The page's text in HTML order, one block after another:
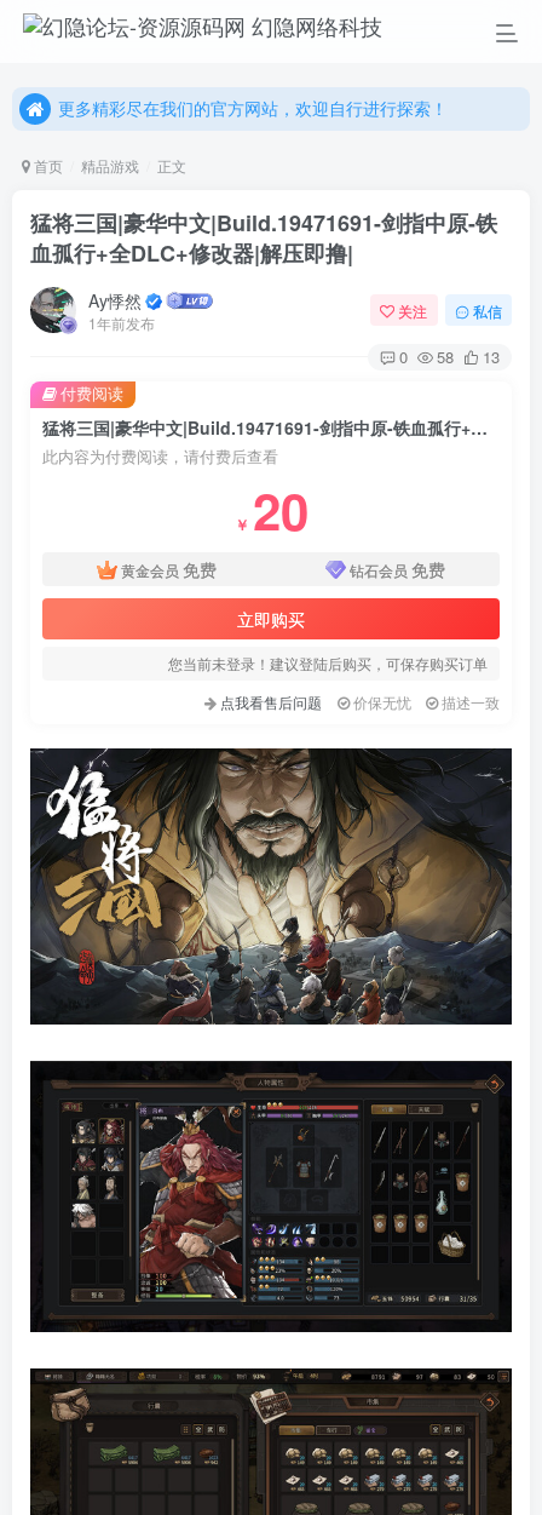
更多精彩尽在我们的官方网站，欢迎自行进行探索！
更多精彩尽在我们的官方网站，欢迎自行进行探索！
首页 精品游戏 正文
猛将三国|豪华中文|Build.19471691-剑指中原-铁
血孤行+全DLC+修改器|解压即撸|
Ay悸然
1年前发布
关注 私信
0 58 13
猛将三国|豪华中文|Build.19471691-剑指中原-铁血孤行+全DLC+修改器|解压即撸|
此内容为付费阅读，请付费后查看
￥ 20
黄金会员 免费 钻石会员 免费
立即购买
您当前未登录！建议登陆后购买，可保存购买订单
点我看售后问题
价保无忧 描述一致
付费阅读